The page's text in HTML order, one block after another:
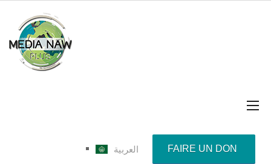
العربية FAIRE UN DON